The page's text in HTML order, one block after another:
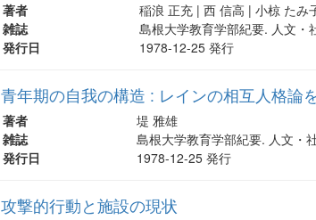
著者
稲浪 正充 | 西 信高 | 小椋 た
雑誌
島根大学教育学部紀要. 人文
発行日
1978-12-25 発行
青年期の自我の構造 : レインの相互人格論
著者
堤 雅雄
雑誌
島根大学教育学部紀要. 人文・
発行日
1978-12-25 発行
攻撃的行動と施設の現状